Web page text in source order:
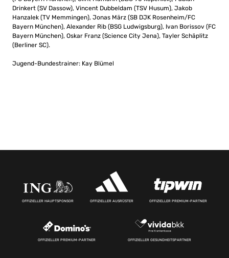
Drinkert (SV Dassow), Vincent Dubbeldam (TSV Husum), Jakob
Hanzalek (TV Memmingen), Jonas März (SB DJK Rosenheim/FC
Bayern München), Alexander Rib (BSG Ludwigsburg), Ivan Borissov (FC
Bayern München), Oskar Franz (Science City Jena), Tayler Schäplitz
(Berliner SC).
Jugend-Bundestrainer: Kay Blümel
OFFIZIELLER HAUPTSPONSOR OFFIZIELLER AUSRÜSTER OFFIZIELLER PREMIUM-PARTNER
OFFIZIELLER PREMIUM-PARTNER OFFIZIELLER GESUNDHEITSPARTNER